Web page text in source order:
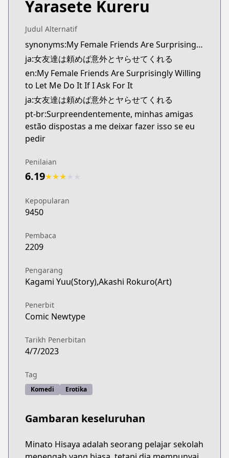
Kitsu
https://kitsu.app/manga/onna-tomodachi-wa-
MangaUpdates
MangaUpdates
https://www.mangaupdates.com/
novelUpdates
novelUpdates
https://www.novelupdates.com/series/female-
Book☆Walker
Book☆Walker
https://bookwalker.jp/series/438541
Yarasete Kureru
Judul Alternatif
synonyms:My Female Friends Are Surprisingly Willing to Let Me Do It If I Ask For It
ja:女友達は頼めば意外とヤらせてくれる
en:My Female Friends Are Surprisingly Willing
to Let Me Do It If I Ask For It
ja:女友達は頼めば意外とヤらせてくれる
pt-br:Surpreendentemente, minhas amigas
estão dispostas a me deixar fazer isso se eu
pedir
Penilaian
6.19★★★
Kepopularan
9450
Pembaca
2209
Pengarang
Kagami Yuu(Story),Akashi Rokuro(Art)
Penerbit
Comic Newtype
Tarikh Penerbitan
4/7/2023
Tag
Komedi Erotika
Gambaran keseluruhan
Minato Hisaya adalah seorang pelajar sekolah